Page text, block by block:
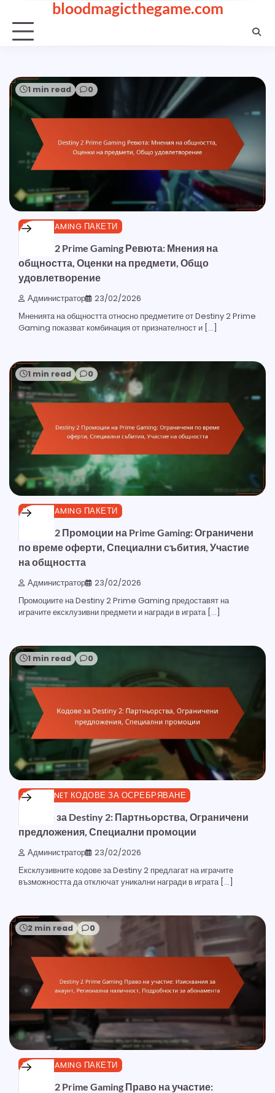
content
bloodmagicthegame.com
1 min read 0
PRIME GAMING ПАКЕТИ
Destiny 2 Prime Gaming Ревюта: Мнения на
общността, Оценки на предмети, Общо
удовлетворение
Администратор 23/02/2026
Мненията на общността относно предметите от Destiny 2 Prime
Gaming показват комбинация от признателност и […]
1 min read 0
PRIME GAMING ПАКЕТИ
Destiny 2 Промоции на Prime Gaming: Ограничени
по време оферти, Специални събития, Участие
на общността
Администратор 23/02/2026
Промоциите на Destiny 2 Prime Gaming предоставят на
играчите ексклузивни предмети и награди в играта […]
1 min read 0
BUNGIE.NET КОДОВЕ ЗА ОСРЕБРЯВАНЕ
Кодове за Destiny 2: Партньорства, Ограничени
предложения, Специални промоции
Администратор 23/02/2026
Ексклузивните кодове за Destiny 2 предлагат на играчите
възможността да отключат уникални награди в играта […]
2 min read 0
PRIME GAMING ПАКЕТИ
Destiny 2 Prime Gaming Право на участие: